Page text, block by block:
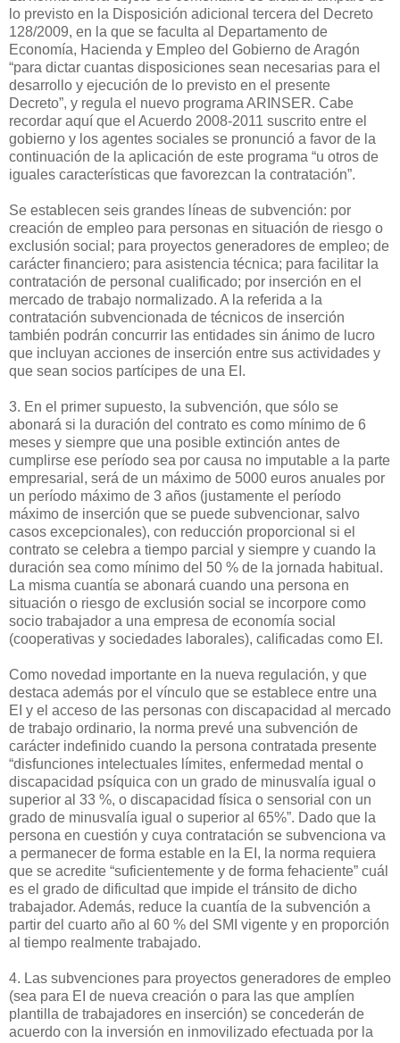
lo previsto en la Disposición adicional tercera del Decreto
128/2009, en la que se faculta al Departamento de
Economía, Hacienda y Empleo del Gobierno de Aragón
“para dictar cuantas disposiciones sean necesarias para el
desarrollo y ejecución de lo previsto en el presente
Decreto”, y regula el nuevo programa ARINSER. Cabe
recordar aquí que el Acuerdo 2008-2011 suscrito entre el
gobierno y los agentes sociales se pronunció a favor de la
continuación de la aplicación de este programa “u otros de
iguales características que favorezcan la contratación”.
Se establecen seis grandes líneas de subvención: por
creación de empleo para personas en situación de riesgo o
exclusión social; para proyectos generadores de empleo; de
carácter financiero; para asistencia técnica; para facilitar la
contratación de personal cualificado; por inserción en el
mercado de trabajo normalizado. A la referida a la
contratación subvencionada de técnicos de inserción
también podrán concurrir las entidades sin ánimo de lucro
que incluyan acciones de inserción entre sus actividades y
que sean socios partícipes de una EI.
3. En el primer supuesto, la subvención, que sólo se
abonará si la duración del contrato es como mínimo de 6
meses y siempre que una posible extinción antes de
cumplirse ese período sea por causa no imputable a la parte
empresarial, será de un máximo de 5000 euros anuales por
un período máximo de 3 años (justamente el período
máximo de inserción que se puede subvencionar, salvo
casos excepcionales), con reducción proporcional si el
contrato se celebra a tiempo parcial y siempre y cuando la
duración sea como mínimo del 50 % de la jornada habitual.
La misma cuantía se abonará cuando una persona en
situación o riesgo de exclusión social se incorpore como
socio trabajador a una empresa de economía social
(cooperativas y sociedades laborales), calificadas como EI.
Como novedad importante en la nueva regulación, y que
destaca además por el vínculo que se establece entre una
EI y el acceso de las personas con discapacidad al mercado
de trabajo ordinario, la norma prevé una subvención de
carácter indefinido cuando la persona contratada presente
“disfunciones intelectuales límites, enfermedad mental o
discapacidad psíquica con un grado de minusvalía igual o
superior al 33 %, o discapacidad física o sensorial con un
grado de minusvalía igual o superior al 65%”. Dado que la
persona en cuestión y cuya contratación se subvenciona va
a permanecer de forma estable en la EI, la norma requiera
que se acredite “suficientemente y de forma fehaciente” cuál
es el grado de dificultad que impide el tránsito de dicho
trabajador. Además, reduce la cuantía de la subvención a
partir del cuarto año al 60 % del SMI vigente y en proporción
al tiempo realmente trabajado.
4. Las subvenciones para proyectos generadores de empleo
(sea para EI de nueva creación o para las que amplíen
plantilla de trabajadores en inserción) se concederán de
acuerdo con la inversión en inmovilizado efectuada por la